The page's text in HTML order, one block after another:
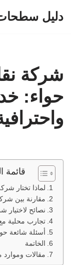
دليل
شركة
حواء:
قائمة
لماذا تختار
مقارنة بين
نصائح لاختيار
تجارب محلية
أسئلة شائعة
الخاتمة
مقالات وموارد